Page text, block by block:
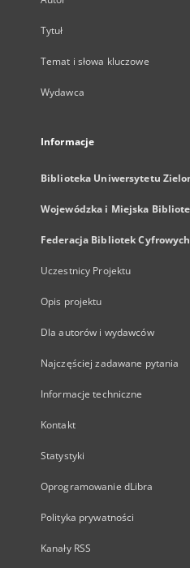
Tytuł
Temat i słowa kluczowe
Wydawca
Informacje
Biblioteka Uniwersytetu
Wojewódzka i Miejska
Federacja Bibliotek Cyfrowych
Uczestnicy Projektu
Opis projektu
Dla autorów i wydawców
Najczęściej zadawane pytania
Informacje techniczne
Kontakt
Statystyki
Oprogramowanie dLibra
Polityka prywatności
Kanały RSS